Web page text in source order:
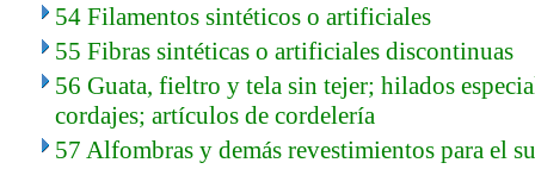
54 Filamentos sintéticos o artificiales
55 Fibras sintéticas o artificiales discontinuas
56 Guata, fieltro y tela sin tejer; hilados
cordajes; artículos de cordelería
57 Alfombras y demás revestimientos para el